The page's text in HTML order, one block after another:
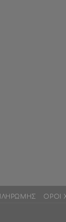
ΌΡΟΙ